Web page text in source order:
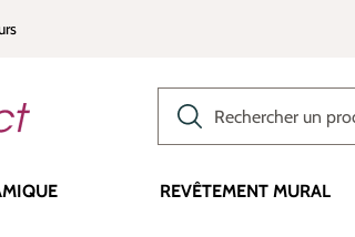
REVÊTEMENT MURAL